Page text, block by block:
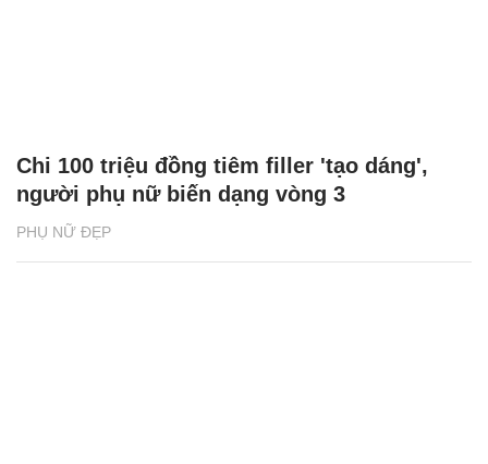
PHỤ NỮ ĐẸP
Chi 100 triệu đồng tiêm filler 'tạo dáng',
người phụ nữ biến dạng vòng 3